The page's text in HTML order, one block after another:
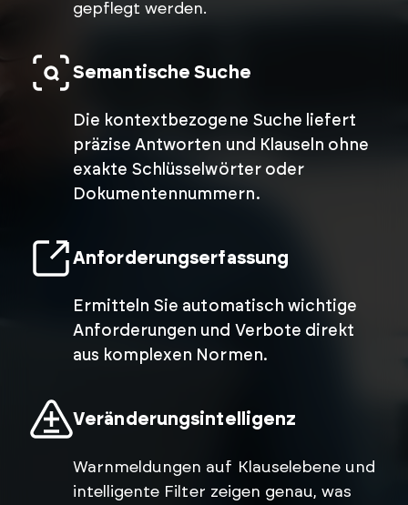
gepflegt werden.
Semantische Suche
Die kontextbezogene Suche liefert
präzise Antworten und Klauseln ohne
exakte Schlüsselwörter oder
Dokumentennummern.
Anforderungserfassung
Ermitteln Sie automatisch wichtige
Anforderungen und Verbote direkt
aus komplexen Normen.
Veränderungsintelligenz
Warnmeldungen auf Klauselebene und
intelligente Filter zeigen genau, was